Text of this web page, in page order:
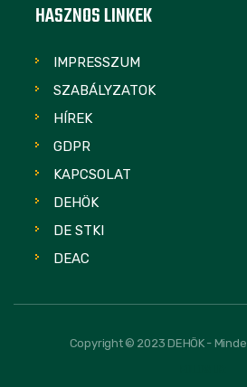
HASZNOS LINKEK
IMPRESSZUM
SZABÁLYZATOK
HÍREK
GDPR
KAPCSOLAT
DEHÖK
DE STKI
DEAC
Copyright © 2023 DEHÖK -